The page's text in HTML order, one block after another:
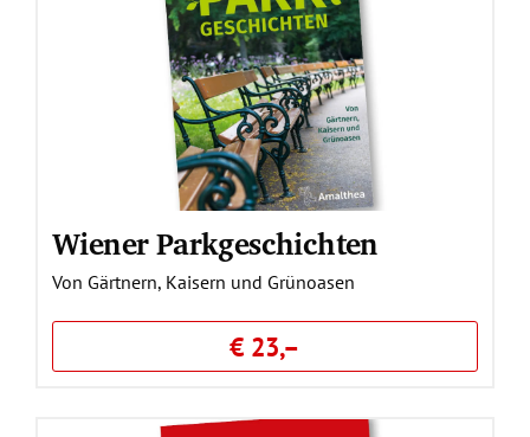
Wiener Parkgeschichten
Von Gärtnern, Kaisern und Grünoasen
€ 23,–